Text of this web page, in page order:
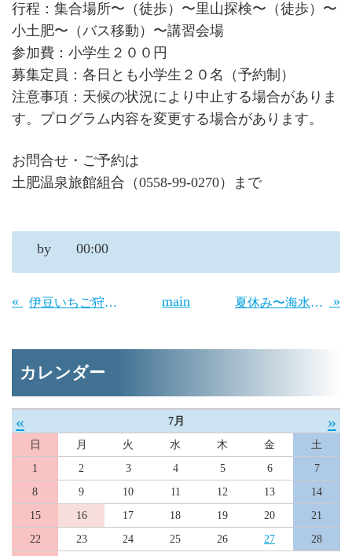
行程：集合場所〜（徒歩）〜里山探検〜（徒歩）〜
小土肥〜（バス移動）〜講習会場
参加費：小学生２００円
募集定員：各日とも小学生２０名（予約制）
注意事項：天候の状況により中止する場合がありま
す。プログラム内容を変更する場合があります。
お問合せ・ご予約は
土肥温泉旅館組合（0558-99-0270）まで
by 00:00
« 伊豆いちご狩り情報！ main 夏休み〜海水浴場情報！ »
カレンダー
« 7月 »
日 月 火 水 木 金
土
1
2 3 4 5 6
7
8
9 10 11 12 13
14
15
16 17 18 19 20
21
22
23 24 25 26 27
28